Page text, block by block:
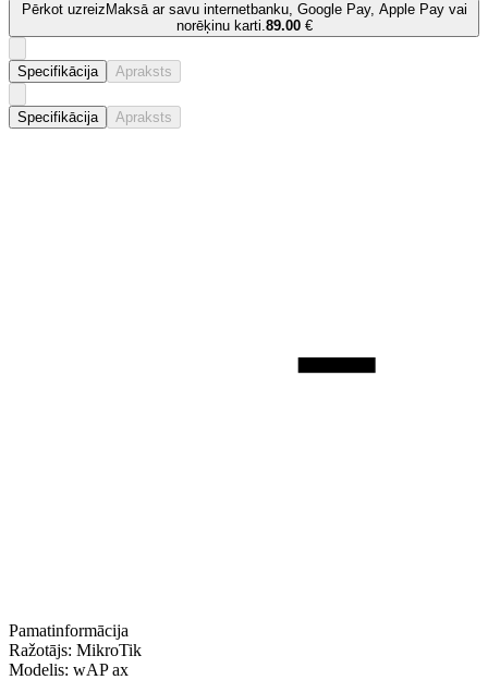
Pērkot uzreiz Maksā ar savu internetbanku, Google Pay, Apple Pay vai
norēķinu karti.89.00€
Specifikācija Apraksts
Specifikācija Apraksts
Pamatinformācija
Ražotājs: MikroTik
Modelis: wAP ax